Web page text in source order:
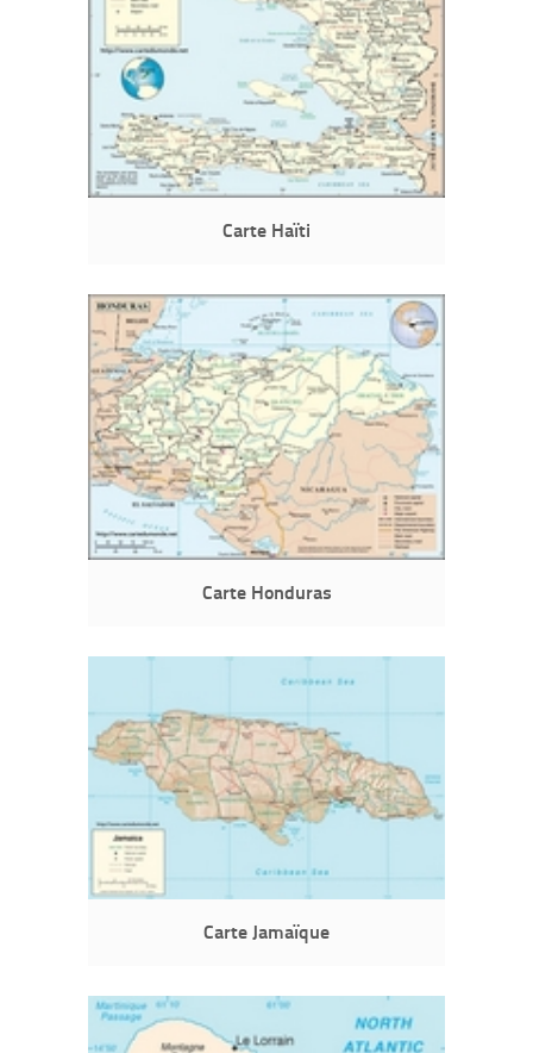
Carte Haïti
Carte Honduras
Carte Jamaïque